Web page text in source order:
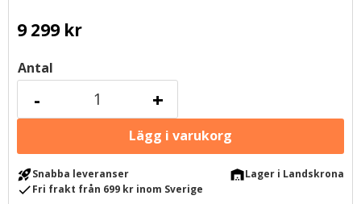
9 299kr
Antal
+
-
rocket_launchSnabba leveranser warehouseLager i Landskrona
checkFri frakt från 699 kr inom Sverige